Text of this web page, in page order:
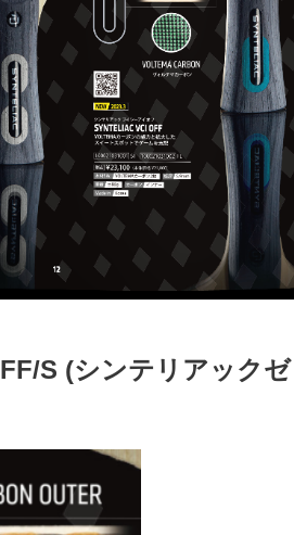
S (シンテリアック